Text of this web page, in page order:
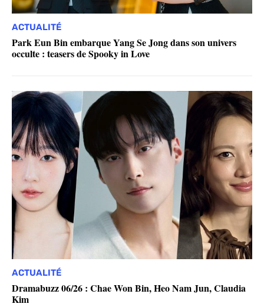
ACTUALITÉ
Park Eun Bin embarque Yang Se Jong dans son univers
occulte : teasers de Spooky in Love
ACTUALITÉ
Dramabuzz 06/26 : Chae Won Bin, Heo Nam Jun, Claudia
Kim